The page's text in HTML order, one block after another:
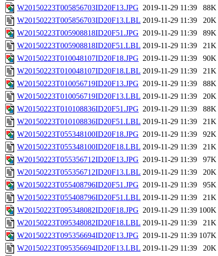
W20150223T005856703ID20F13.JPG 2019-11-29 11:39
88K
W20150223T005856703ID20F13.LBL 2019-11-29 11:39
20K
W20150223T005908818ID20F51.JPG 2019-11-29 11:39
89K
W20150223T005908818ID20F51.LBL 2019-11-29 11:39
21K
W20150223T010048107ID20F18.JPG 2019-11-29 11:39
90K
W20150223T010048107ID20F18.LBL 2019-11-29 11:39
21K
W20150223T010056719ID20F13.JPG 2019-11-29 11:39
88K
W20150223T010056719ID20F13.LBL 2019-11-29 11:39
20K
W20150223T010108836ID20F51.JPG 2019-11-29 11:39
88K
W20150223T010108836ID20F51.LBL 2019-11-29 11:39
21K
W20150223T055348100ID20F18.JPG 2019-11-29 11:39
92K
W20150223T055348100ID20F18.LBL 2019-11-29 11:39
21K
W20150223T055356712ID20F13.JPG 2019-11-29 11:39
97K
W20150223T055356712ID20F13.LBL 2019-11-29 11:39
20K
W20150223T055408796ID20F51.JPG 2019-11-29 11:39
95K
W20150223T055408796ID20F51.LBL 2019-11-29 11:39
21K
W20150223T095348082ID20F18.JPG 2019-11-29 11:39 100K
W20150223T095348082ID20F18.LBL 2019-11-29 11:39
21K
W20150223T095356694ID20F13.JPG 2019-11-29 11:39 107K
W20150223T095356694ID20F13.LBL 2019-11-29 11:39
20K